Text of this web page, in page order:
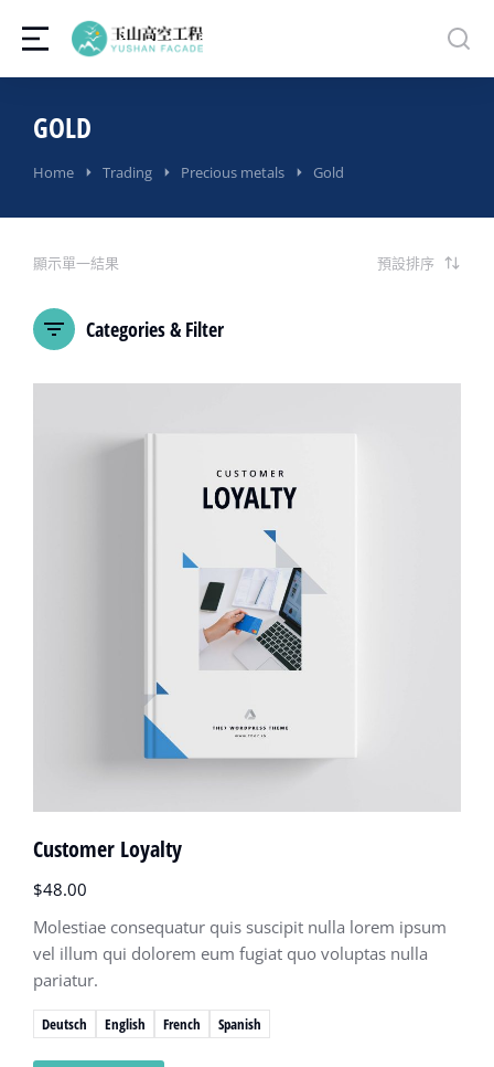
GOLD
You are here:
Home Trading Precious metals Gold
顯示單一結果
Categories & Filter
Deutsch English French Spanish
Customer Loyalty
$48.00
Molestiae consequatur quis suscipit nulla lorem ipsum
vel illum qui dolorem eum fugiat quo voluptas nulla
pariatur.